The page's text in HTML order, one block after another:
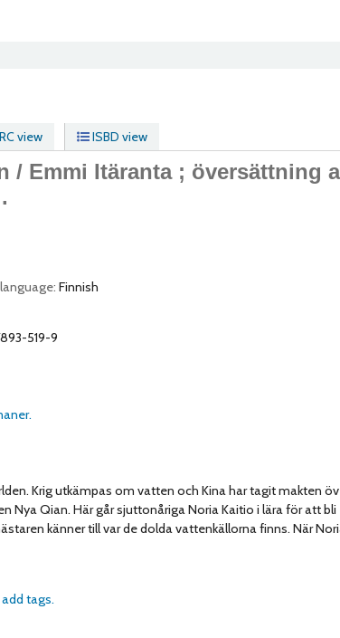
view ISBD view
/ Emmi Itäranta ; översättning
Finnish
519-9
Krig utkämpas om vatten och Kina har tagit makten
Nya Qian. Här går sjuttonåriga Noria Kaitio i lära för att bli
känner till var de dolda vattenkällorna finns. När
tags.